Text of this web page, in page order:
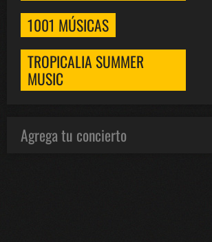
1001 MÚSICAS
TROPICALIA SUMMER
MUSIC
Agrega tu concierto